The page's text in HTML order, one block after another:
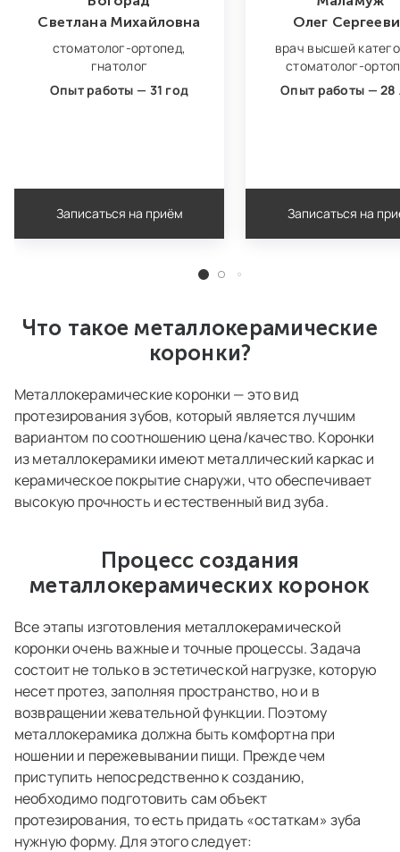
Светлана Михайловна
стоматолог‑ортопед,
гнатолог
Опыт работы — 31 год
Записаться на приём
Олег
врач высшей
Опыт работы — 28
Записаться на
Что такое металлокерамические
коронки?
Металлокерамические коронки — это вид
протезирования зубов, который является лучшим
вариантом по соотношению цена/качество. Коронки
из металлокерамики имеют металлический каркас и
керамическое покрытие снаружи, что обеспечивает
высокую прочность и естественный вид зуба.
Процесс создания
металлокерамических коронок
Все этапы изготовления металлокерамической
коронки очень важные и точные процессы. Задача
состоит не только в эстетической нагрузке, которую
несет протез, заполняя пространство, но и в
возвращении жевательной функции. Поэтому
металлокерамика должна быть комфортна при
ношении и пережевывании пищи. Прежде чем
приступить непосредственно к созданию,
необходимо подготовить сам объект
протезирования, то есть придать «остаткам» зуба
нужную форму. Для этого следует: